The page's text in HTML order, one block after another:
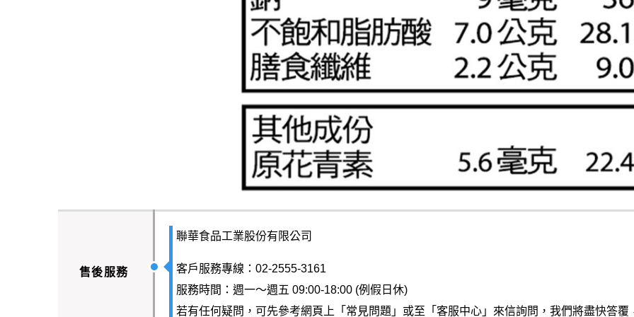
售後服務
聯華食品工業股份有限公司
客戶服務專線：02-2555-3161
服務時間：週一～週五 09:00-18:00 (例假日休)
若有任何疑問，可先參考網頁上
「常見問題」 或至 「客服中心」 來信詢問，我們將盡快答覆